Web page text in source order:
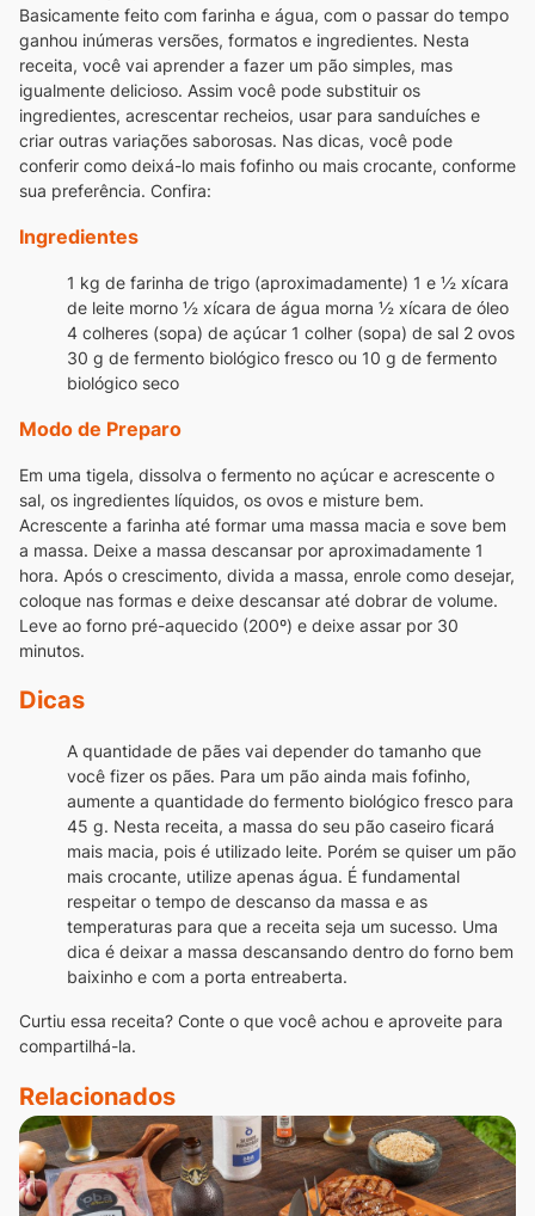
Basicamente feito com farinha e água, com o passar do tempo
ganhou inúmeras versões, formatos e ingredientes. Nesta
receita, você vai aprender a fazer um pão simples, mas
igualmente delicioso. Assim você pode substituir os
ingredientes, acrescentar recheios, usar para sanduíches e
criar outras variações saborosas. Nas dicas, você pode
conferir como deixá-lo mais fofinho ou mais crocante, conforme
sua preferência. Confira:
Ingredientes
1 kg de farinha de trigo (aproximadamente) 1 e ½ xícara
de leite morno ½ xícara de água morna ½ xícara de óleo
4 colheres (sopa) de açúcar 1 colher (sopa) de sal 2 ovos
30 g de fermento biológico fresco ou 10 g de fermento
biológico seco
Modo de Preparo
Em uma tigela, dissolva o fermento no açúcar e acrescente o
sal, os ingredientes líquidos, os ovos e misture bem.
Acrescente a farinha até formar uma massa macia e sove bem
a massa. Deixe a massa descansar por aproximadamente 1
hora. Após o crescimento, divida a massa, enrole como desejar,
coloque nas formas e deixe descansar até dobrar de volume.
Leve ao forno pré-aquecido (200º) e deixe assar por 30
minutos.
Dicas
A quantidade de pães vai depender do tamanho que
você fizer os pães. Para um pão ainda mais fofinho,
aumente a quantidade do fermento biológico fresco para
45 g. Nesta receita, a massa do seu pão caseiro ficará
mais macia, pois é utilizado leite. Porém se quiser um pão
mais crocante, utilize apenas água. É fundamental
respeitar o tempo de descanso da massa e as
temperaturas para que a receita seja um sucesso. Uma
dica é deixar a massa descansando dentro do forno bem
baixinho e com a porta entreaberta.
Curtiu essa receita? Conte o que você achou e aproveite para
compartilhá-la.
Relacionados